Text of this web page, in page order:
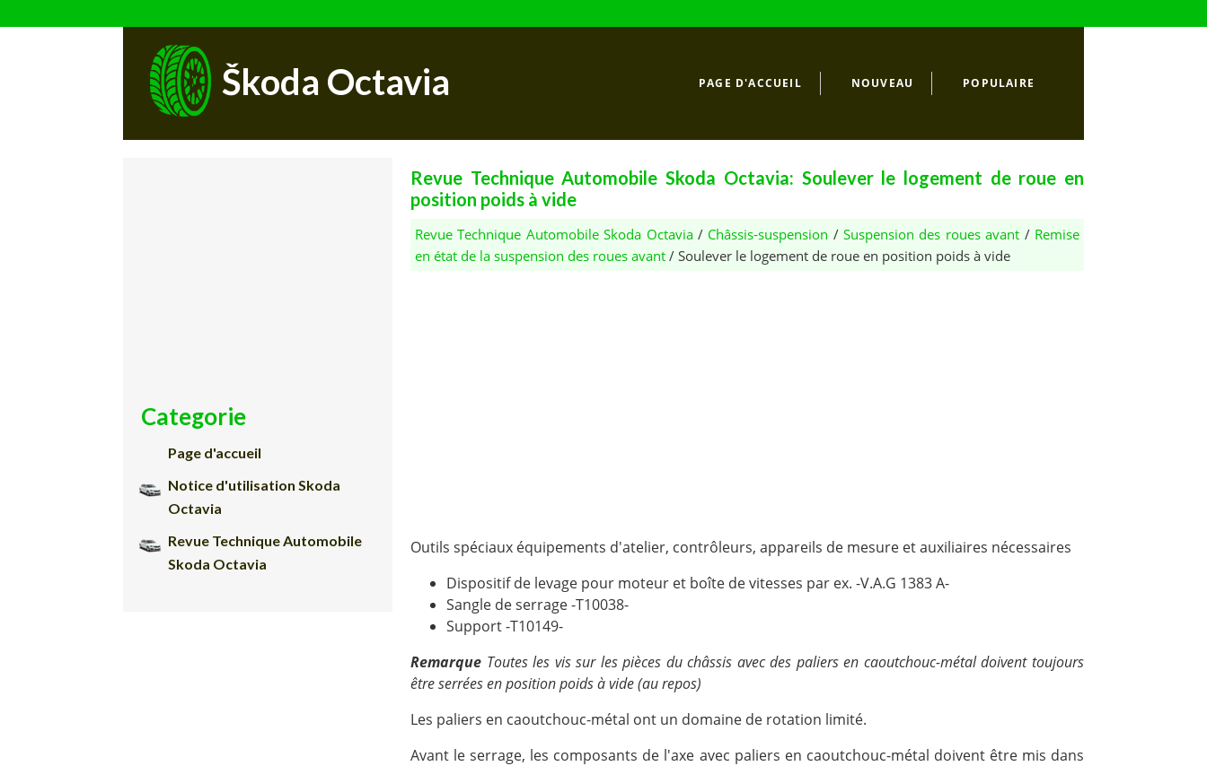
Škoda Octavia PAGE D'ACCUEIL NOUVEAU POPULAIRE
Revue Technique Automobile Skoda Octavia: Soulever le logement de roue en
position poids à vide
Revue Technique Automobile Skoda Octavia/ Châssis-suspension /Suspension des roues avant / Remise
en état de la suspension des roues avant / Soulever le logement de roue en position poids à vide
Outils spéciaux équipements d'atelier, contrôleurs, appareils de mesure et auxiliaires nécessaires
Dispositif de levage pour moteur et boîte de vitesses par ex. -V.A.G 1383 A-
Sangle de serrage -T10038-
Support -T10149-
Remarque Toutes les vis sur les pièces du châssis avec des paliers en caoutchouc-métal doivent toujours
être serrées en position poids à vide (au repos)
Les paliers en caoutchouc-métal ont un domaine de rotation limité.
Avant le serrage, les composants de l'axe avec paliers en caoutchouc-métal doivent être mis dans
Categorie
Page d'accueil
Notice d'utilisation Skoda
Octavia
Revue Technique Automobile
Skoda Octavia